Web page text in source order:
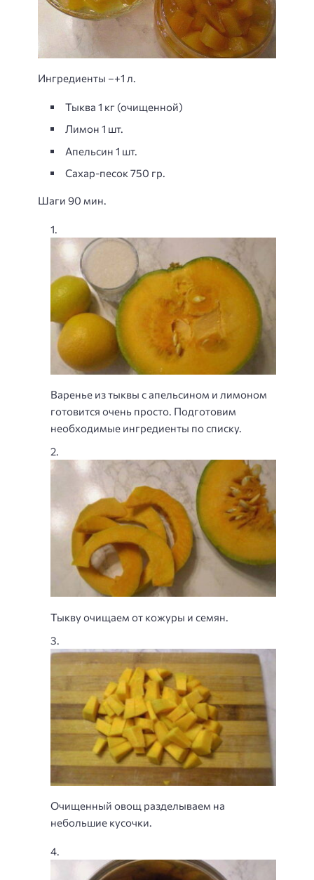
Ингредиенты –+1 л.
Тыква 1 кг (очищенной)
Лимон 1 шт.
Апельсин 1 шт.
Сахар-песок 750 гр.
Шаги 90 мин.
Варенье из тыквы с апельсином и лимоном
готовится очень просто. Подготовим
необходимые ингредиенты по списку.
Тыкву очищаем от кожуры и семян.
Очищенный овощ разделываем на
небольшие кусочки.